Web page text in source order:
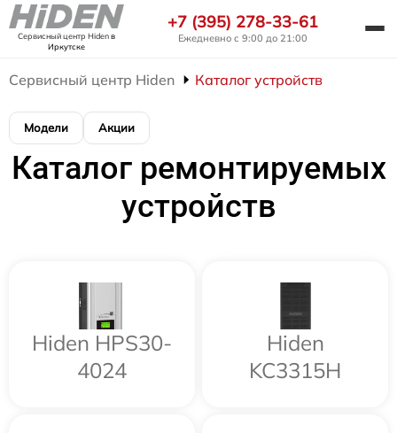
Сервисный центр Hidenв
Иркутске
+7 (395) 278-33-61
Ежедневно с 9:00 до 21:00
Сервисный центр Hiden Каталог устройств
Модели Акции
Каталог ремонтируемых
устройств
Hiden HPS30-
4024
Hiden
KC3315H